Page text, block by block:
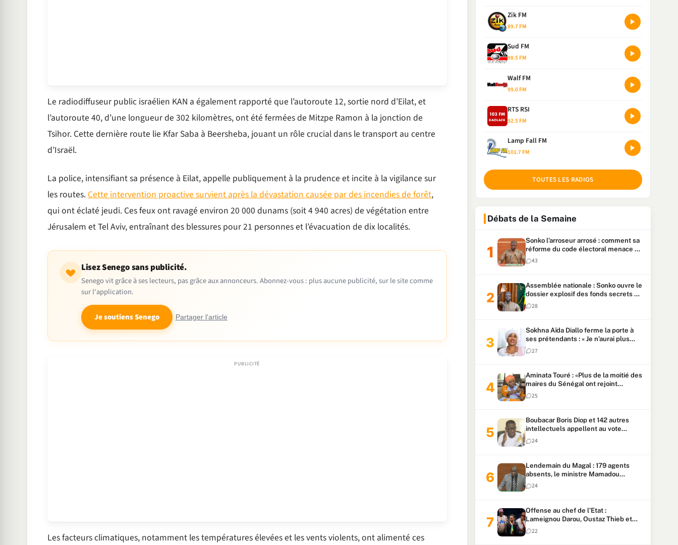
Le radiodiffuseur public israélien KAN a également rapporté que l’autoroute 12, sortie nord d’Eilat, et
l’autoroute 40, d’une longueur de 302 kilomètres, ont été fermées de Mitzpe Ramon à la jonction de
Tsihor. Cette dernière route lie Kfar Saba à Beersheba, jouant un rôle crucial dans le transport au centre
d’Israël.
La police, intensifiant sa présence à Eilat, appelle publiquement à la prudence et incite à la vigilance sur
les routes.Cette intervention proactive survient après la dévastation causée par des incendies de forêt,
qui ont éclaté jeudi. Ces feux ont ravagé environ 20 000 dunams (soit 4 940 acres) de végétation entre
Jérusalem et Tel Aviv, entraînant des blessures pour 21 personnes et l’évacuation de dix localités.
Lisez Senego sans publicité.
Senego vit grâce à ses lecteurs, pas grâce aux annonceurs. Abonnez-vous : plus aucune publicité, sur le site comme
sur l'application.
Je soutiens Senego Partager l'article
Les facteurs climatiques, notamment les températures élevées et les vents violents, ont alimenté ces
Zik FM
89.7 FM
Sud FM
98.5 FM
Walf FM
99.0 FM
RTS RSI
92.5 FM
Lamp Fall FM
101.7 FM
TOUTES LES RADIOS
Débats de la Semaine
Sonko l’arroseur arrosé : comment sa
réforme du code électoral menace sa
candidature
43
Assemblée nationale : Sonko ouvre le
dossier explosif des fonds secrets et
du patrimoine présidentiel
28
Sokhna Aïda Diallo ferme la porte à
ses prétendants : « Je n’aurai plus
jamais un autre mari »
27
Aminata Touré : «Plus de la moitié des
maires du Sénégal ont rejoint
Kiiraay»
25
Boubacar Boris Diop et 142 autres
intellectuels appellent au vote
urgent de la révision
constitutionnelle
24
Lendemain du Magal : 179 agents
absents, le ministre Mamadou
Lamine Dianté exige des explications
24
Offense au chef de l’Etat :
Lameignou Darou, Oustaz Thieb et
Ndiaye Touba lourdement
condamnés
22